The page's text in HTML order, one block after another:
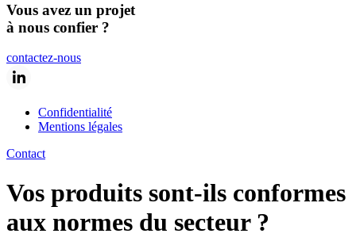
Vous avez un projet
à nous confier ?
contactez-nous
Confidentialité
Mentions légales
Contact
Vos produits sont-ils conformes
aux normes du secteur ?